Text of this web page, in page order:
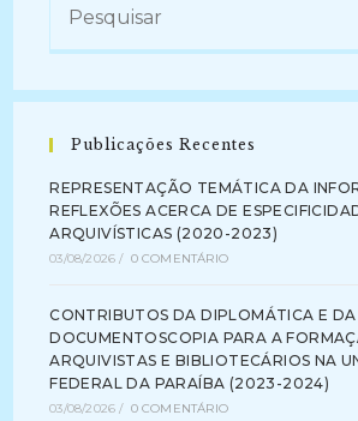
Publicações Recentes
REPRESENTAÇÃO TEMÁTICA DA
REFLEXÕES ACERCA DE
ARQUIVÍSTICAS (2020-2023)
03/08/2026 / 0 COMENTÁRIO
CONTRIBUTOS DA DIPLOMÁTICA E DA
DOCUMENTOSCOPIA PARA A
ARQUIVISTAS E BIBLIOTECÁRIOS NA
FEDERAL DA PARAÍBA (2023-2024)
03/08/2026 / 0 COMENTÁRIO